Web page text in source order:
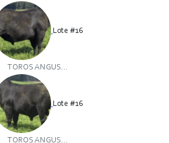
Lote #16
TOROS ANGUS...
Lote #16
TOROS ANGUS...